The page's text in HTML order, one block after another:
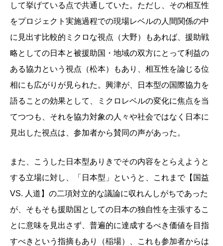
して挙げている点で共通していた。ただし、その相互性
をプロジェクト実施過程での現場レベルの人間関係の中
に見出す比較的ミクロな視点（大野）もあれば、援助戦
略としての日本と被援助国・地域の双方にとって利益の
ある協力という視点（松本）もあり、相互性を論じる位
相にも広がりが見られた。興津が、日本型の国際協力を
語ることの効果として、ミクロレベルの変化に焦点を当
てつつも、それを協力対象の人々や社会ではなく日本に
見出した視点は、参加者から賛同の声があった。
また、こうした日本型ありきでその内容をとらえようと
する立場に対し、「日本型」というと、これまで【国益
VS. 人道】の二項対立的な議論に収れんしがちであった
が、そもそも援助国としての日本の独自性を主張するこ
とに意味を見出さず、普遍的に達成するべき価値を目指
すべきという指摘もあり（稲場）、これも参加者からは